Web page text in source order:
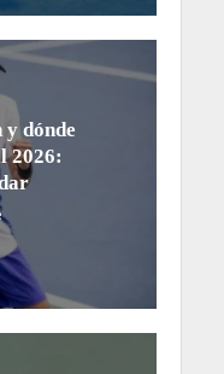
dónde
2026: